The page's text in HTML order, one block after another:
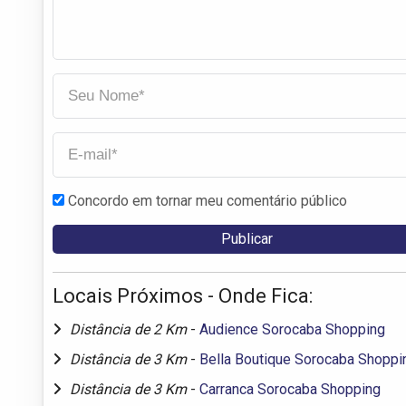
Concordo em tornar meu comentário público
Locais Próximos - Onde Fica:
Distância de 2 Km - Audience Sorocaba Shopping
Distância de 3 Km - Bella Boutique Sorocaba
Distância de 3 Km - Carranca Sorocaba Shopping